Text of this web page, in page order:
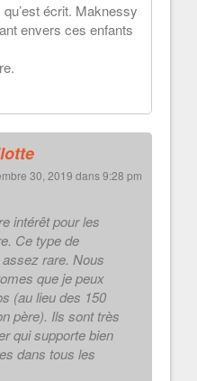
écrit. Maknessy
envers ces enfants
30, 2019 dans 9:28 pm
intérêt pour les
Ce type de
rare. Nous
que je peux
(au lieu des 150
père). Ils sont très
qui supporte bien
dans tous les